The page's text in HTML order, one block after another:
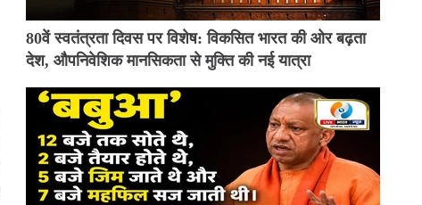
80वें स्वतंत्रता दिवस पर विशेष: विकसित भारत की ओर बढ़ता
देश, औपनिवेशिक मानसिकता से मुक्ति की नई यात्रा